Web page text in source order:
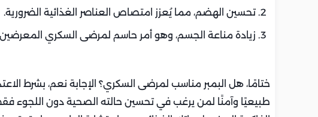
تحسين الهضم، مما يُعزز امتصاص العناصر الغذائية الضرورية.
زيادة مناعة الجسم، وهو أمر حاسم لمرضى السكري
ختامًا، هل البمبر مناسب لمرضى السكري؟ الإجابة نعم، بشرط
طبيعيًا وآمنًا لمن يرغب في تحسين حالته الصحية دون اللجوء